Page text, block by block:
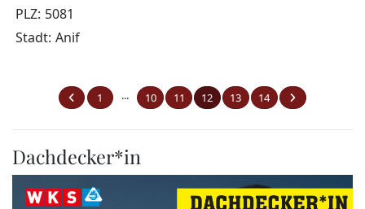
PLZ: 5081
Stadt: Anif
1 ... 10 11 12 13 14
Dachdecker*in